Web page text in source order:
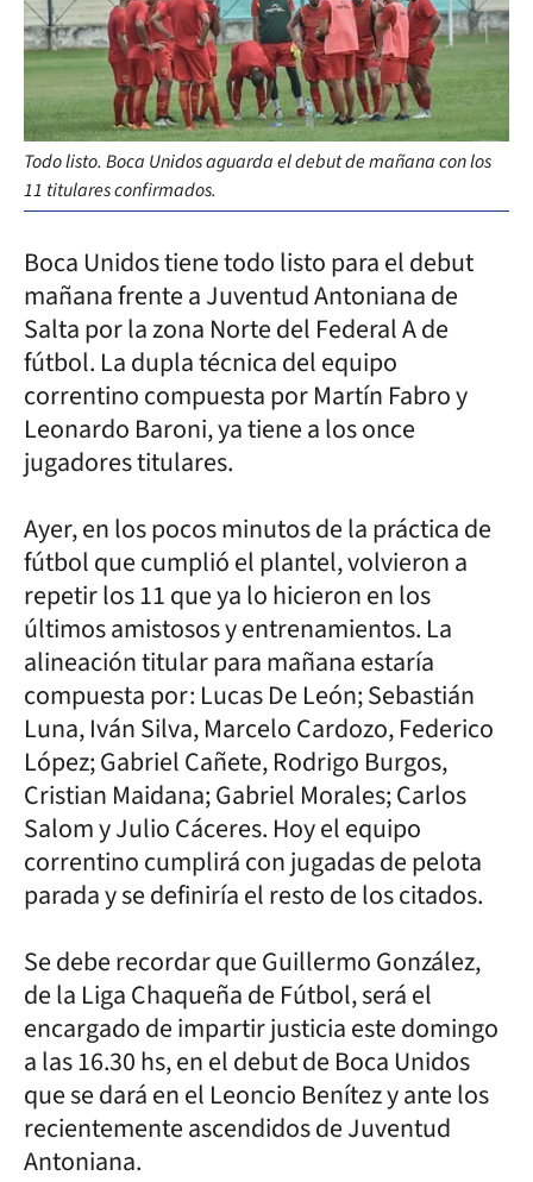
Todo listo. Boca Unidos aguarda el debut de mañana con los
11 titulares confirmados.
Boca Unidos tiene todo listo para el debut
mañana frente a Juventud Antoniana de
Salta por la zona Norte del Federal A de
fútbol. La dupla técnica del equipo
correntino compuesta por Martín Fabro y
Leonardo Baroni, ya tiene a los once
jugadores titulares.
Ayer, en los pocos minutos de la práctica de
fútbol que cumplió el plantel, volvieron a
repetir los 11 que ya lo hicieron en los
últimos amistosos y entrenamientos. La
alineación titular para mañana estaría
compuesta por: Lucas De León; Sebastián
Luna, Iván Silva, Marcelo Cardozo, Federico
López; Gabriel Cañete, Rodrigo Burgos,
Cristian Maidana; Gabriel Morales; Carlos
Salom y Julio Cáceres. Hoy el equipo
correntino cumplirá con jugadas de pelota
parada y se definiría el resto de los citados.
Se debe recordar que Guillermo González,
de la Liga Chaqueña de Fútbol, será el
encargado de impartir justicia este domingo
a las 16.30 hs, en el debut de Boca Unidos
que se dará en el Leoncio Benítez y ante los
recientemente ascendidos de Juventud
Antoniana.